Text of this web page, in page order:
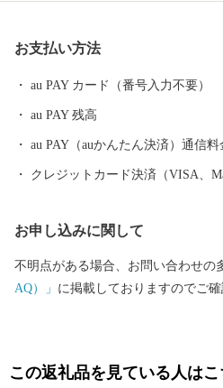
す。他にも見どころとして、市内各
祭りには、150台を超えるだんじり
に、「新幹線生みの親」十河信二氏
の鉄道博物館「四国鉄道文化館」が
介する記念館や観光案内、物産販売
AIJO」は、スポーツクライミングの
OC（公益財団法人日本オリンピッ
企業から募った資金を市民活動に役
お支払い方法
au PAY カード（番号入力不要）
au PAY 残高
au PAY（auかんたん決済）通信
クレジットカード決済（VISA、
お申し込みに関して
不明点がある場合、お問い合わせの
AQ）」 に掲載しておりますのでご確
この返礼品を見ている人は